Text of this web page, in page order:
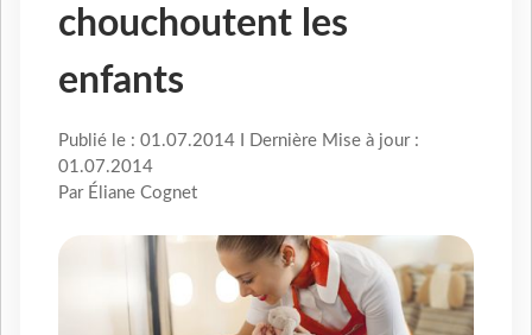
chouchoutent les
enfants
Publié le : 01.07.2014 I Dernière Mise à jour :
01.07.2014
Par Éliane Cognet